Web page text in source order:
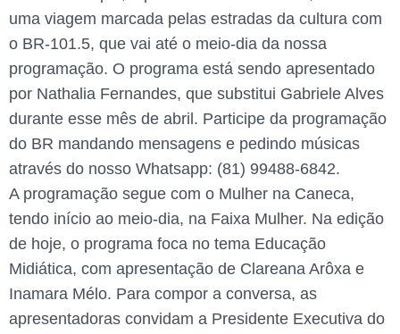
uma viagem marcada pelas estradas da cultura com
o BR-101.5, que vai até o meio-dia da nossa
programação. O programa está sendo apresentado
por Nathalia Fernandes, que substitui Gabriele Alves
durante esse mês de abril. Participe da programação
do BR mandando mensagens e pedindo músicas
através do nosso Whatsapp: (81) 99488-6842.
A programação segue com o Mulher na Caneca,
tendo início ao meio-dia, na Faixa Mulher. Na edição
de hoje, o programa foca no tema Educação
Midiática, com apresentação de Clareana Arôxa e
Inamara Mélo. Para compor a conversa, as
apresentadoras convidam a Presidente Executiva do